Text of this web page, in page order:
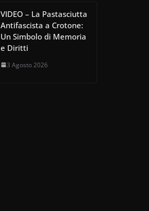
VIDEO – La Pastasciutta
Antifascista a Crotone:
Un Simbolo di Memoria
e Diritti
3 Agosto 2026